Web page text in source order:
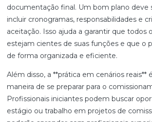
documentação final. Um bom plano deve
incluir cronogramas, responsabilidades e
aceitação. Isso ajuda a garantir que todos
estejam cientes de suas funções e que o
de forma organizada e eficiente.
Além disso, a **prática em cenários reais**
maneira de se preparar para o
Profissionais iniciantes podem buscar
estágio ou trabalho em projetos de